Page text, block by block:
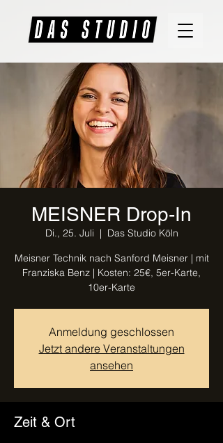
MEISNER Drop-In
Di., 25. Juli
  |
Das Studio Köln
Meisner Technik nach Sanford Meisner | mit
Franziska Benz | Kosten: 25€, 5er-Karte,
Anmeldung geschlossen
Jetzt andere Veranstaltungen
ansehen
Zeit & Ort